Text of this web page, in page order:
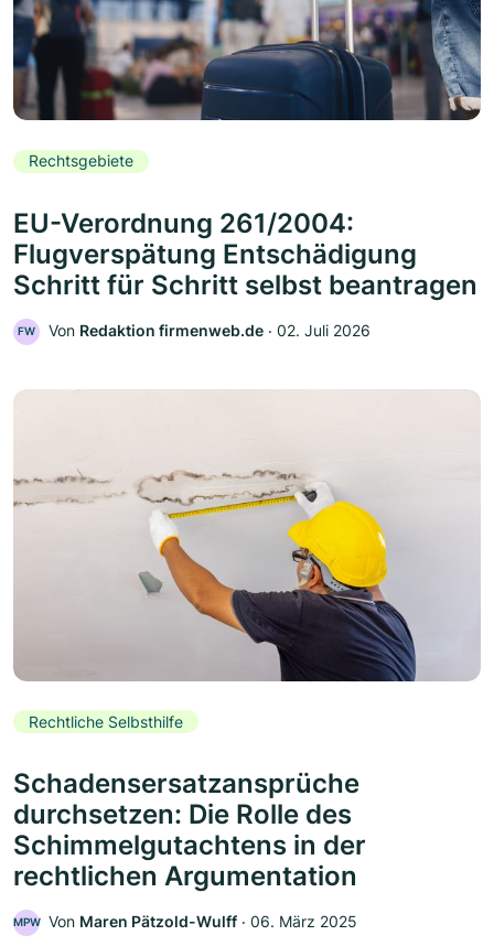
Rechtsgebiete
EU-Verordnung 261/2004:
Flugverspätung Entschädigung
Schritt für Schritt selbst beantragen
FW Von Redaktion firmenweb.de ‧ 02. Juli 2026
Rechtliche Selbsthilfe
Schadensersatzansprüche
durchsetzen: Die Rolle des
Schimmelgutachtens in der
rechtlichen Argumentation
MPW Von Maren Pätzold-Wulff ‧ 06. März 2025